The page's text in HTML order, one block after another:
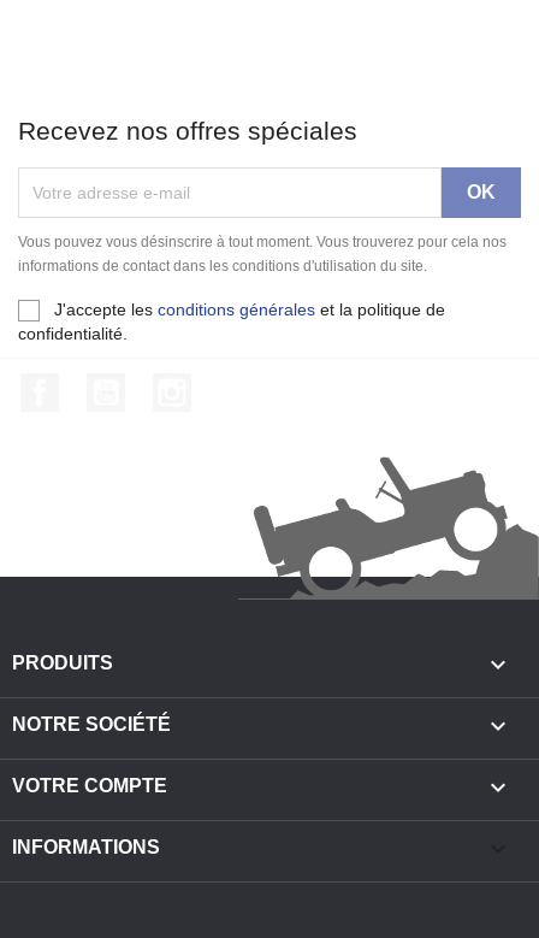
Recevez nos offres spéciales
Vous pouvez vous désinscrire à tout moment. Vous trouverez pour cela nos
informations de contact dans les conditions d'utilisation du site.
J'accepte les conditions générales et la politique de
confidentialité.
PRODUITS 
NOTRE SOCIÉTÉ 
VOTRE COMPTE 
INFORMATIONS